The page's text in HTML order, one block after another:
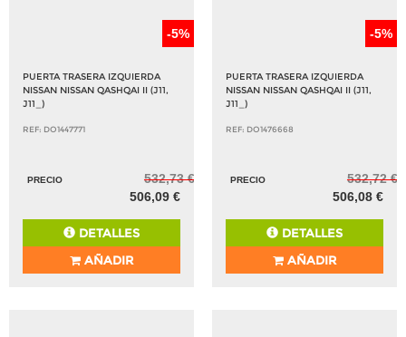
-5%
PUERTA TRASERA IZQUIERDA
NISSAN NISSAN QASHQAI II (J11,
J11_)
REF: DO1447771
PRECIO
532,73 €
506,09 €
DETALLES
AÑADIR
-5%
PUERTA TRASERA IZQUIERDA
NISSAN NISSAN QASHQAI II (J11,
J11_)
REF: DO1476668
PRECIO
532,72 €
506,08 €
DETALLES
AÑADIR